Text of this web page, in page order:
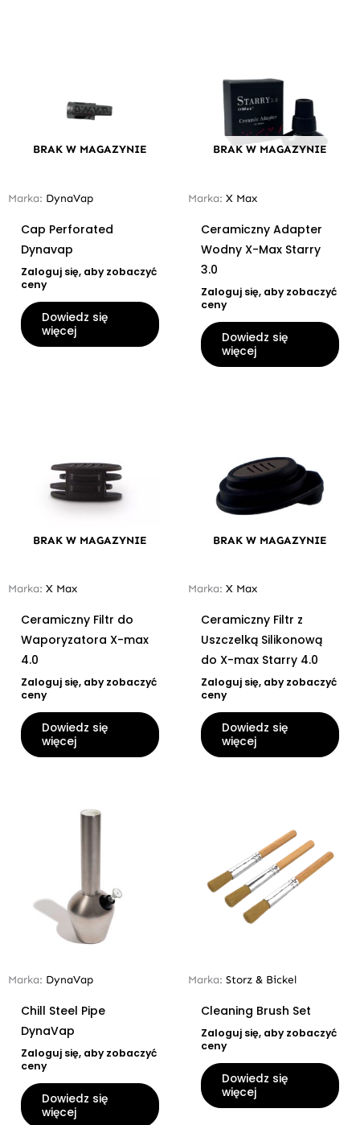
BRAK W MAGAZYNIE
Marka: DynaVap
Cap Perforated
Dynavap
Zaloguj się, aby zobaczyć
ceny
Dowiedz się
więcej
BRAK W MAGAZYNIE
Marka: X Max
Ceramiczny Adapter
Wodny X-Max Starry
3.0
Zaloguj się, aby zobaczyć
ceny
Dowiedz się
więcej
BRAK W MAGAZYNIE
Marka: X Max
Ceramiczny Filtr do
Waporyzatora X-max
4.0
Zaloguj się, aby zobaczyć
ceny
Dowiedz się
więcej
BRAK W MAGAZYNIE
Marka: X Max
Ceramiczny Filtr z
Uszczelką Silikonową
do X-max Starry 4.0
Zaloguj się, aby zobaczyć
ceny
Dowiedz się
więcej
Marka: DynaVap
Chill Steel Pipe
DynaVap
Zaloguj się, aby zobaczyć
ceny
Dowiedz się
więcej
Marka: Storz & Bickel
Cleaning Brush Set
Zaloguj się, aby zobaczyć
ceny
Dowiedz się
więcej